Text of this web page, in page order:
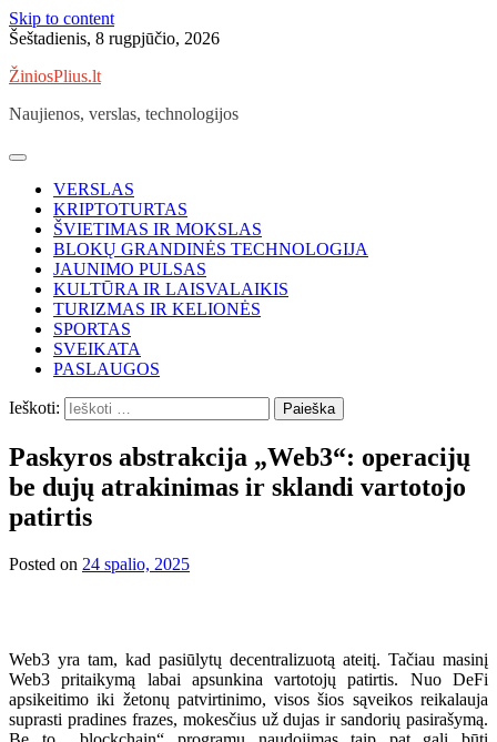
Skip to content
Šeštadienis, 8 rugpjūčio, 2026
ŽiniosPlius.lt
Naujienos, verslas, technologijos
VERSLAS
KRIPTOTURTAS
ŠVIETIMAS IR MOKSLAS
BLOKŲ GRANDINĖS TECHNOLOGIJA
JAUNIMO PULSAS
KULTŪRA IR LAISVALAIKIS
TURIZMAS IR KELIONĖS
SPORTAS
SVEIKATA
PASLAUGOS
Ieškoti:
Paskyros abstrakcija „Web3“: operacijų
be dujų atrakinimas ir sklandi vartotojo
patirtis
Posted on 24 spalio, 2025
Web3 yra tam, kad pasiūlytų decentralizuotą ateitį. Tačiau masinį
Web3 pritaikymą labai apsunkina vartotojų patirtis. Nuo DeFi
apsikeitimo iki žetonų patvirtinimo, visos šios sąveikos reikalauja
suprasti pradines frazes, mokesčius už dujas ir sandorių pasirašymą.